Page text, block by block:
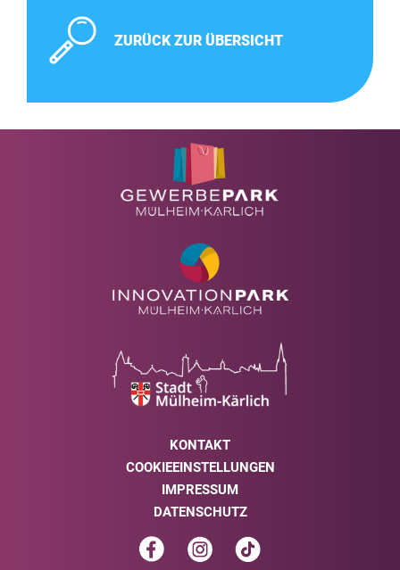
ZURÜCK ZUR ÜBERSICHT
KONTAKT
COOKIEEINSTELLUNGEN
IMPRESSUM
DATENSCHUTZ